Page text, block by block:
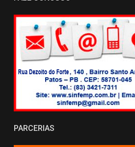
PARCERIAS